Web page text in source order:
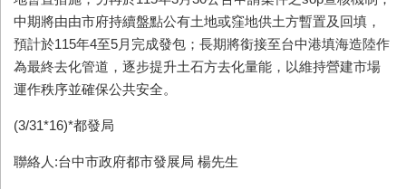
中期將由由市府持續盤點公有土地或窪地供土方暫置及回填，
預計於115年4至5月完成發包；長期將銜接至台中港填海造陸作
為最終去化管道，逐步提升土石方去化量能，以維持營建市場
運作秩序並確保公共安全。
(3/31*16)*都發局
聯絡人:台中市政府都市發展局 楊先生